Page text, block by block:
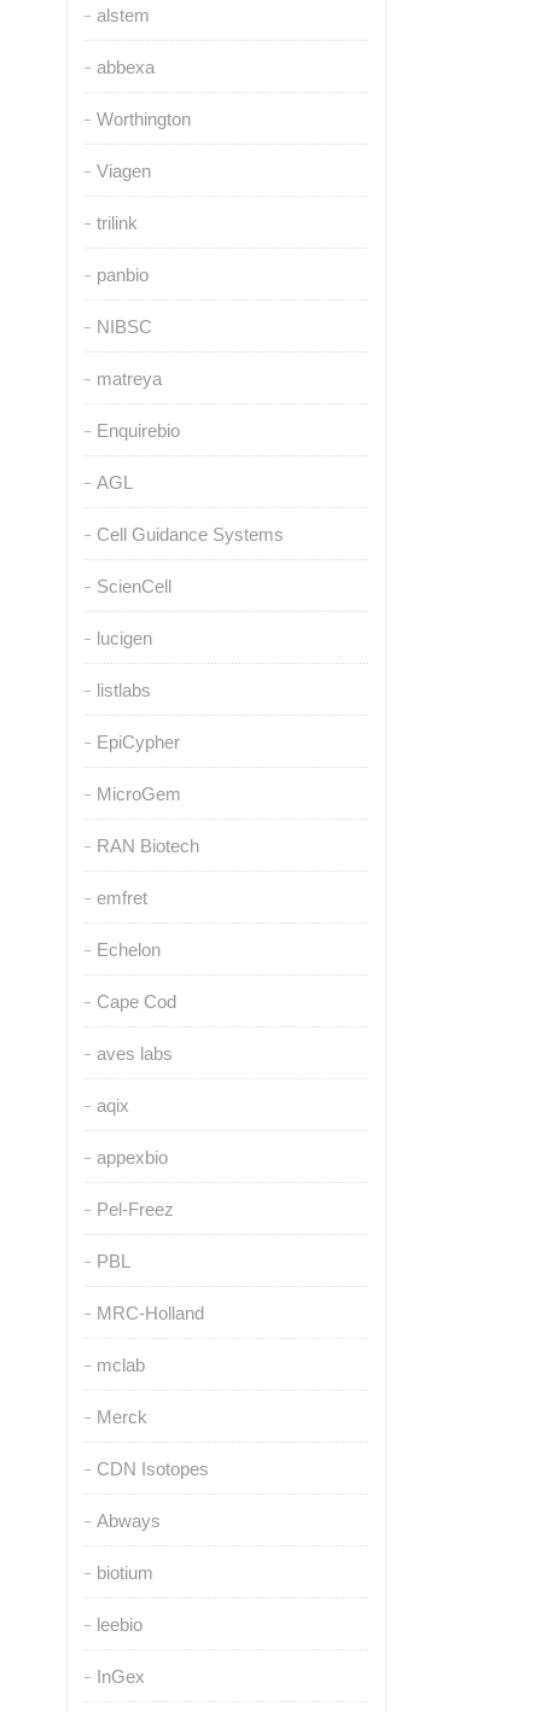
alstem
abbexa
Worthington
Viagen
trilink
panbio
NIBSC
matreya
Enquirebio
AGL
Cell Guidance Systems
ScienCell
lucigen
listlabs
EpiCypher
MicroGem
RAN Biotech
emfret
Echelon
Cape Cod
aves labs
aqix
appexbio
Pel-Freez
PBL
MRC-Holland
mclab
Merck
CDN Isotopes
Abways
biotium
leebio
InGex